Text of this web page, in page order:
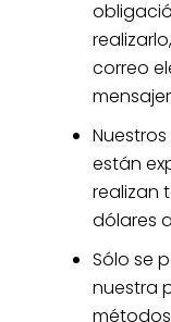
correo
están
realizan
dólares
Sólo se
nuestra